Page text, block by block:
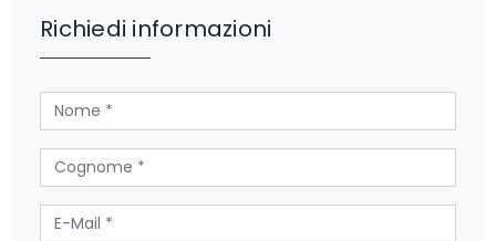
Richiedi informazioni